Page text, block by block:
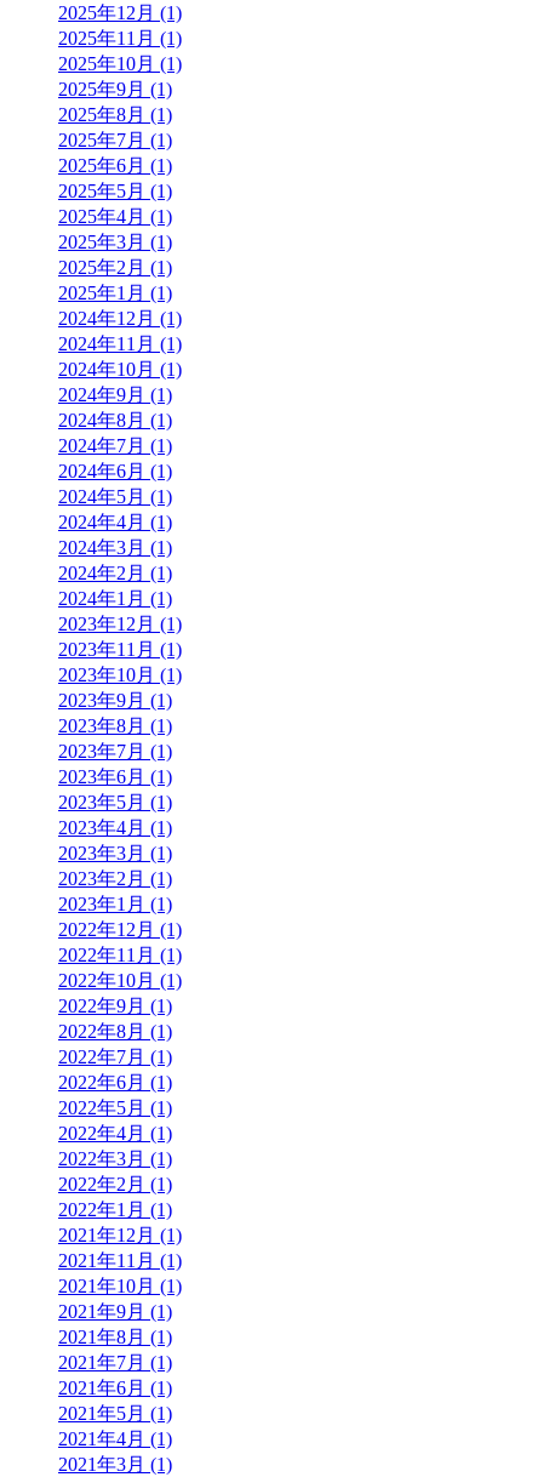
2025年12月 (1)
2025年11月 (1)
2025年10月 (1)
2025年9月 (1)
2025年8月 (1)
2025年7月 (1)
2025年6月 (1)
2025年5月 (1)
2025年4月 (1)
2025年3月 (1)
2025年2月 (1)
2025年1月 (1)
2024年12月 (1)
2024年11月 (1)
2024年10月 (1)
2024年9月 (1)
2024年8月 (1)
2024年7月 (1)
2024年6月 (1)
2024年5月 (1)
2024年4月 (1)
2024年3月 (1)
2024年2月 (1)
2024年1月 (1)
2023年12月 (1)
2023年11月 (1)
2023年10月 (1)
2023年9月 (1)
2023年8月 (1)
2023年7月 (1)
2023年6月 (1)
2023年5月 (1)
2023年4月 (1)
2023年3月 (1)
2023年2月 (1)
2023年1月 (1)
2022年12月 (1)
2022年11月 (1)
2022年10月 (1)
2022年9月 (1)
2022年8月 (1)
2022年7月 (1)
2022年6月 (1)
2022年5月 (1)
2022年4月 (1)
2022年3月 (1)
2022年2月 (1)
2022年1月 (1)
2021年12月 (1)
2021年11月 (1)
2021年10月 (1)
2021年9月 (1)
2021年8月 (1)
2021年7月 (1)
2021年6月 (1)
2021年5月 (1)
2021年4月 (1)
2021年3月 (1)